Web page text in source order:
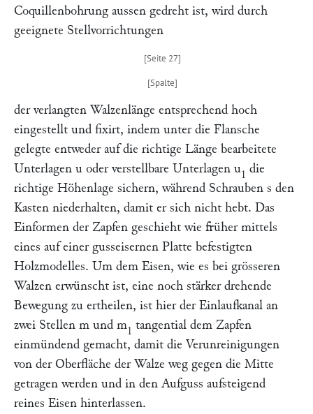
Coquillenbohrung aussen gedreht ist, wird durch
geeignete Stellvorrichtungen
der verlangten Walzenlänge entsprechend hoch
eingestellt und fixirt, indem unter die Flansche
gelegte entweder auf die richtige Länge bearbeitete
Unterlagen u oder verstellbare Unterlagen u1 die
richtige Höhenlage sichern, während Schrauben s den
Kasten niederhalten, damit er sich nicht hebt. Das
Einformen der Zapfen geschieht wie früher mittels
eines auf einer gusseisernen Platte befestigten
Holzmodelles. Um dem Eisen, wie es bei grösseren
Walzen erwünscht ist, eine noch stärker drehende
Bewegung zu ertheilen, ist hier der Einlaufkanal an
zwei Stellen m und m1 tangential dem Zapfen
einmündend gemacht, damit die Verunreinigungen
von der Oberfläche der Walze weg gegen die Mitte
getragen werden und in den Aufguss aufsteigend
reines Eisen hinterlassen.